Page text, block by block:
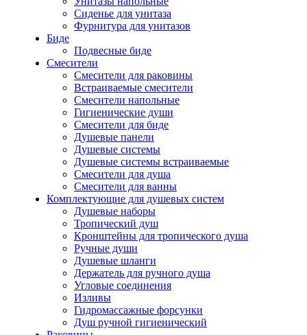
Сиденье для унитаза
Фурнитура для унитазов
Биде
Подвесные биде
Cмесители
Смесители для раковины
Встраиваемые смесители
Смесители напольные
Гигиенические души
Смесители для биде
Душевые панели
Душевые системы
Душевые системы встраиваемые
Смесители для душа
Смесители для ванны
Комплектующие для душевых систем
Душевые наборы
Тропический душ
Кронштейны для тропического душа
Ручные души
Душевые шланги
Держатель для ручного душа
Угловые соединения
Изливы
Гидромассажные форсунки
Душ ручной гигиенический